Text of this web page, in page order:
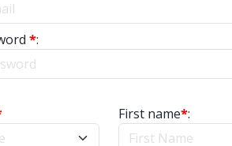
*:
First name*: